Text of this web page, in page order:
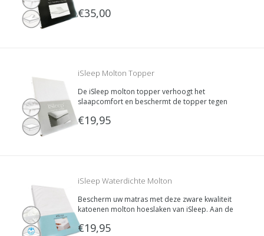
bovenkant van 80 cm. Deze molton van iSleep is
€35,00
iSleep Molton Topper
De iSleep molton topper verhoogt het
slaapcomfort en beschermt de topper tegen
absorptie vermogen. Deze molton van iSleep is
€19,95
iSleep Waterdichte Molton
Bescherm uw matras met deze zware kwaliteit
katoenen molton hoeslaken van iSleep. Aan de
binnenkant voorzien van een waterdichte PU
coating (poly-urethaan). Beschermt uw matras
€19,95